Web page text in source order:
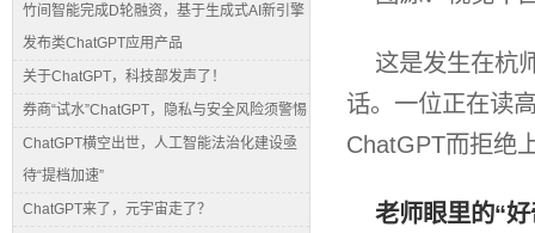
竹间智能完成D轮融资，基于生成式AI新引擎
发布类ChatGPT应用产品
关于ChatGPT，科技部发声了！
券商“试水”ChatGPT，隐私与安全风险须警惕
ChatGPT横空出世，人工智能法治化建设亟
待“提档加速”
ChatGPT来了，元宇宙走了？
这是发生在杭
话。一位正在读
ChatGPT而拒绝
老师眼里的“